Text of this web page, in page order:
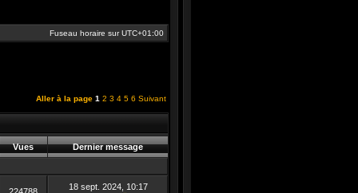
Fuseau horaire surUTC+01:00
Aller à la page 1 2 3 4 5 6 Suivant
Vues Dernier message
18 sept. 2024, 10:17